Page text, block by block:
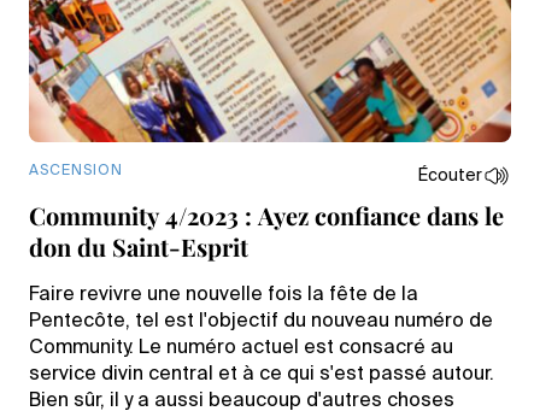
ASCENSION Écouter
Community 4/2023 : Ayez confiance dans le
don du Saint-Esprit
Faire revivre une nouvelle fois la fête de la
Pentecôte, tel est l'objectif du nouveau numéro de
Community. Le numéro actuel est consacré au
service divin central et à ce qui s'est passé autour.
Bien sûr, il y a aussi beaucoup d'autres choses